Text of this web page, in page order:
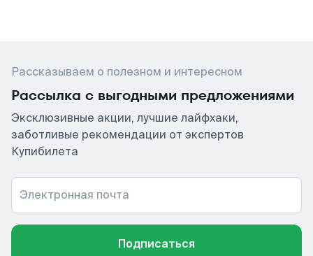
Рассказываем о полезном и интересном
Рассылка с выгодными предложениями
Эксклюзивные акции, лучшие лайфхаки,
заботливые рекомендации от экспертов
Купибилета
Электронная почта
Подписаться